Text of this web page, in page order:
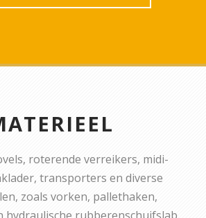
roterende verreikers, midi-
transporters en diverse
zoals vorken, pallethaken,